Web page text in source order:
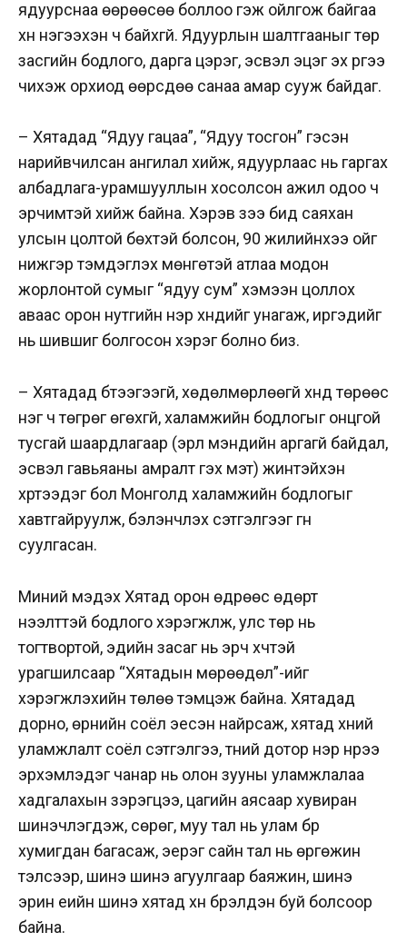
ядуурснаа өөрөөсөө боллоо гэж ойлгож байгаа
хүн нэгээхэн ч байхгүй. Ядуурлын шалтгааныг төр
засгийн бодлого, дарга цэрэг, эсвэл эцэг эх рүүгээ
чихэж орхиод өөрсдөө санаа амар сууж байдаг.
– Хятадад “Ядуу гацаа”, “Ядуу тосгон” гэсэн
нарийвчилсан ангилал хийж, ядуурлаас нь гаргах
албадлага-урамшууллын хосолсон ажил одоо ч
эрчимтэй хийж байна. Хэрэв зээ бид саяхан
улсын цолтой бөхтэй болсон, 90 жилийнхээ ойг
нижгэр тэмдэглэх мөнгөтэй атлаа модон
жорлонтой сумыг “ядуу сум” хэмээн цоллох
аваас орон нутгийн нэр хүндийг унагаж, иргэдийг
нь шившиг болгосон хэрэг болно биз.
– Хятадад бүтээгээгүй, хөдөлмөрлөөгүй хүнд төрөөс
нэг ч төгрөг өгөхгүй, халамжийн бодлогыг онцгой
тусгай шаардлагаар (эрүүл мэндийн аргагүй байдал,
эсвэл гавьяаны амралт гэх мэт) жинтэйхэн
хүртээдэг бол Монголд халамжийн бодлогыг
хавтгайруулж, бэлэнчлэх сэтгэлгээг гүн
суулгасан.
Миний мэдэх Хятад орон өдрөөс өдөрт
нээлттэй бодлого хэрэгжүүлж, улс төр нь
тогтвортой, эдийн засаг нь эрч хүчтэй
урагшилсаар “Хятадын мөрөөдөл”-ийг
хэрэгжүүлэхийн төлөө тэмцэж байна. Хятадад
дорно, өрнийн соёл эесэн найрсаж, хятад хүний
уламжлалт соёл сэтгэлгээ, түүний дотор нэр нүүрээ
эрхэмлэдэг чанар нь олон зууны уламжлалаа
хадгалахын зэрэгцээ, цагийн аясаар хувиран
шинэчлэгдэж, сөрөг, муу тал нь улам бүр
хумигдан багасаж, эерэг сайн тал нь өргөжин
тэлсээр, шинэ шинэ агуулгаар баяжин, шинэ
эрин үеийн шинэ хятад хүн бүрэлдэн буй болсоор
байна.